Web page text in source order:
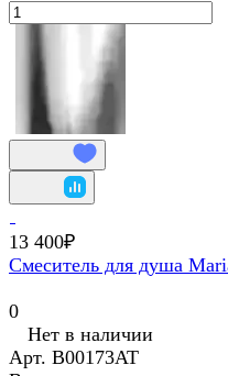
13 400₽
Смеситель для душа
0
Нет в наличии
Арт. В00173AT